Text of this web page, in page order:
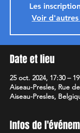
Les
Voir d'autres
Date et lieu
25 oct. 2024, 17:30 –
Aiseau-Presles, Rue
Aiseau-Presles,
Infos de